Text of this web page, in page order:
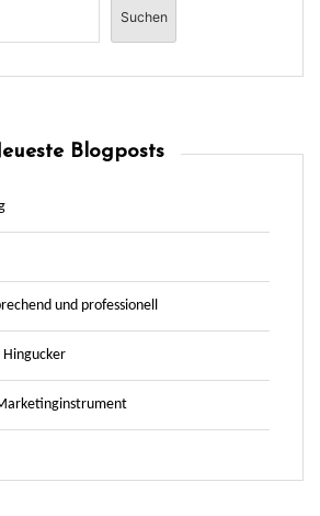
Suchen
Blogposts
und professionell
Hingucker